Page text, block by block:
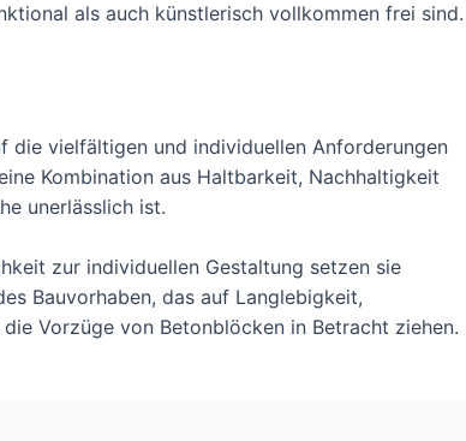
als auch künstlerisch vollkommen frei sind.
vielfältigen und individuellen Anforderungen
Kombination aus Haltbarkeit, Nachhaltigkeit
unerlässlich ist.
zur individuellen Gestaltung setzen sie
Bauvorhaben, das auf Langlebigkeit,
Vorzüge von Betonblöcken in Betracht ziehen.